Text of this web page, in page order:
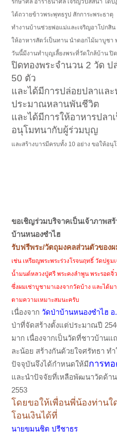
รักษาศีล อาราธนาศีล เจริญวิปัสสนา ได้ป
ได้ถวายข้าวพระพุทธรูป สักการะพระธาตุ
ทำงานบ้านช่วยพ่อแม่และเจริญอาโปกสิน
ให้อาหารสัตว์เป็นทาน นำดอกไม้มาบูชา
วันนี้มีงานทำบุญเลี้ยงพระที่วัดใกล้บ้าน ปิ
ปิดทองพระจำนวน 2 วัด
50 ตัว
และได้มีการปล่อยปลาแล
ประมาณหลานพันชีวิต
และได้มีการให้อาหารปลา
อนุโมทนากับผู้ร่วมบุญ
และสร้างบารมีครบทั้ง 10 อย่าง ขอให้อ
ขอเชิญร่วมบริจาคเป็นเจ้าภาพส
บ้านหนองซำไฮ
รับฟรีพระ/วัตถุมงคลส่วนตัวของ
เช่น เหรียญพระพระร่วงโรจนฤทธิ์ วัดปฐ
น้ำมนต์หลวงปู่ศรี พระคงลำพูน พระรอดจิ๋
ซึ่งผมเช่าบูชามาเองจากวัดบ้าง และได้ม
ตามความเหมาะสมนะครับ
เนื่องจาก วัดป่าบ้านหนองซำไฮ อ
ป่าที่จัดสร้างตั้งแต่ประมาณปี
มาก เนื่องจากเป็นวัดที่ชาวบ้าน
ละน้อย สร้างกันด้วยใจศรัทธา ท
ปัจจุบันจึงได้กำหนดให้มีการท
และนำปัจจัยที่เหลือพัฒนาวัดด้า
2553
โดยขอให้เพื่อนพี่น้องท่าน
โอนเงินได้ที่
นายขมนชิต ปรีชาธร